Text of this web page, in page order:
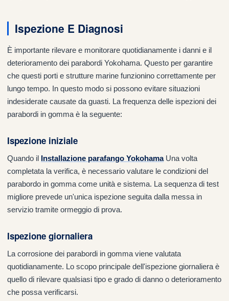
Ispezione E Diagnosi
È importante rilevare e monitorare quotidianamente i danni e il
deterioramento dei parabordi Yokohama. Questo per garantire
che questi porti e strutture marine funzionino correttamente per
lungo tempo. In questo modo si possono evitare situazioni
indesiderate causate da guasti. La frequenza delle ispezioni dei
parabordi in gomma è la seguente:
Ispezione iniziale
Quando il Installazione parafango YokohamaUna volta
completata la verifica, è necessario valutare le condizioni del
parabordo in gomma come unità e sistema. La sequenza di test
migliore prevede un'unica ispezione seguita dalla messa in
servizio tramite ormeggio di prova.
Ispezione giornaliera
La corrosione dei parabordi in gomma viene valutata
quotidianamente. Lo scopo principale dell'ispezione giornaliera è
quello di rilevare qualsiasi tipo e grado di danno o deterioramento
che possa verificarsi.